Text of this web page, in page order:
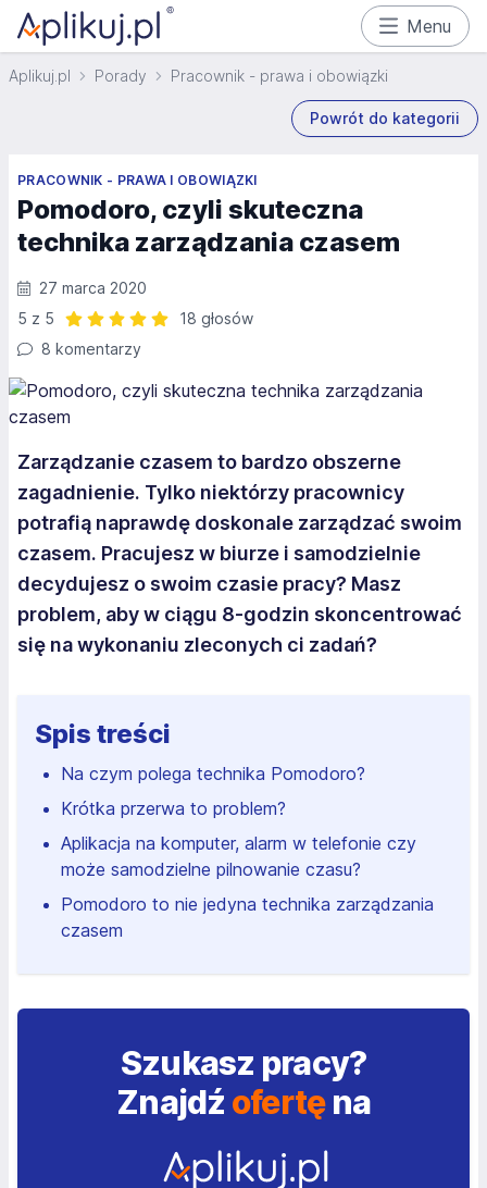
Menu
Aplikuj.pl Porady Pracownik - prawa i obowiązki
Powrót do kategorii
PRACOWNIK - PRAWA I OBOWIĄZKI
Pomodoro, czyli skuteczna
technika zarządzania czasem
27 marca 2020
5 z 5
18 głosów
8 komentarzy
Zarządzanie czasem to bardzo obszerne
zagadnienie. Tylko niektórzy pracownicy
potrafią naprawdę doskonale zarządzać swoim
czasem. Pracujesz w biurze i samodzielnie
decydujesz o swoim czasie pracy? Masz
problem, aby w ciągu 8-godzin skoncentrować
się na wykonaniu zleconych ci zadań?
Spis treści
Na czym polega technika Pomodoro?
Krótka przerwa to problem?
Aplikacja na komputer, alarm w telefonie czy
może samodzielne pilnowanie czasu?
Pomodoro to nie jedyna technika zarządzania
czasem
Szukasz pracy?
Znajdź ofertęna